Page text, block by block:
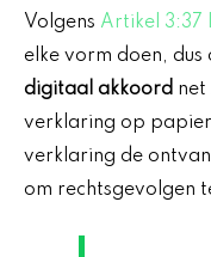
Volgens Artikel 3:37
elke vorm doen,
digitaal akkoord net
verklaring op
verklaring de
om rechtsgevolgen